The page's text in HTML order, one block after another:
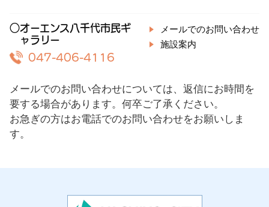
○オーエンス八千代市民ギ
ャラリー
047-406-4116
メールでのお問い合わせ
施設案内
メールでのお問い合わせについては、返信にお時間を
要する場合があります。何卒ご了承ください。
お急ぎの方はお電話でのお問い合わせをお願いしま
す。